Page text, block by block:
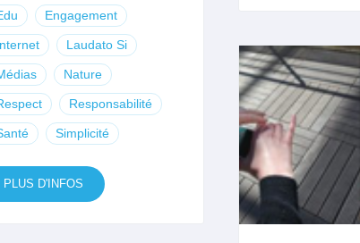
Engagement
Laudato Si
Nature
Responsabilité
Simplicité
PLUS D'INFOS